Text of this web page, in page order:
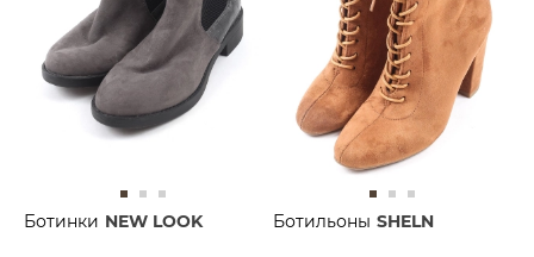
Ботинки NEW LOOK Ботильоны SHELN